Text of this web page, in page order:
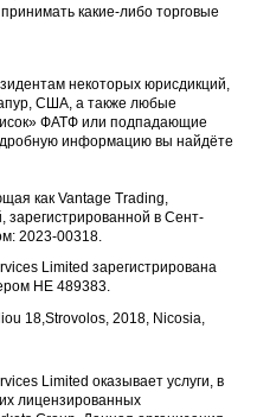
какие-либо торговые
некоторых юрисдикций,
США, а также любые
ФАТФ или подпадающие
информацию вы найдёте
как Vantage Trading,
в Сент-
2023-00318.
Limited зарегистрирована
HE 489383.
18,Strovolos, 2018, Nicosia,
Limited оказывает услуги, в
лицензированных